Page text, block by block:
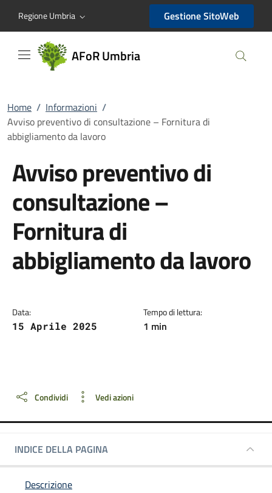
AFoR Umbria
Regione Umbria Gestione SitoWeb
AFoR Umbria
Home / Informazioni /
Avviso preventivo di consultazione – Fornitura di
abbigliamento da lavoro
Avviso preventivo di
consultazione –
Fornitura di
abbigliamento da lavoro
Data:
15 Aprile 2025
Tempo di lettura:
1 min
Condividi Vedi azioni
INDICE DELLA PAGINA
Descrizione